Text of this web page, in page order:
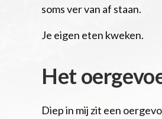
soms ver van af staan.
Je eigen eten kweken.
Het
Diep in mij zit een